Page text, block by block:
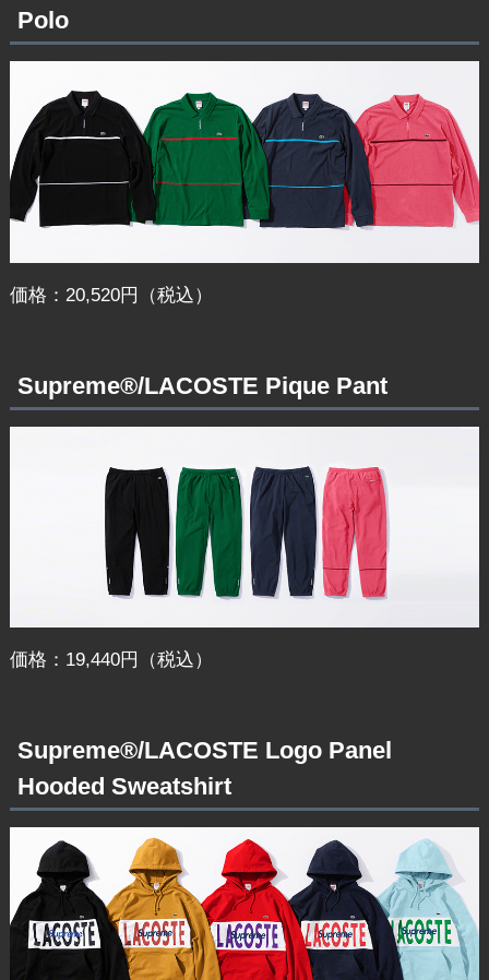
Polo
価格：20,520円（税込）
Supreme®/LACOSTE Pique Pant
価格：19,440円（税込）
Supreme®/LACOSTE Logo Panel
Hooded Sweatshirt